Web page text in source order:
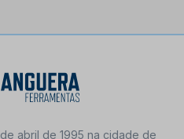
abril de 1995 na cidade de